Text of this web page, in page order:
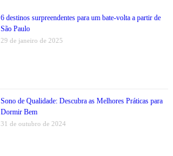
6 destinos surpreendentes para um bate-volta a partir de
São Paulo
29 de janeiro de 2025
Sono de Qualidade: Descubra as Melhores Práticas para
Dormir Bem
31 de outubro de 2024